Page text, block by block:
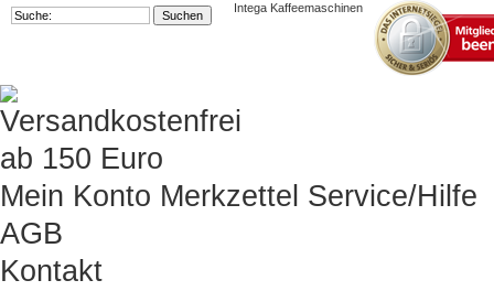
Intega Kaffeemaschinen
Mein Konto Merkzettel Service/Hilfe
AGB
Kontakt